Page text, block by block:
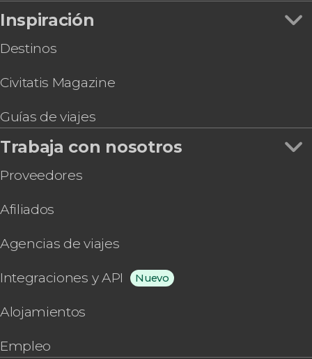
Inspiración
Destinos
Civitatis Magazine
Guías de viajes
Trabaja con nosotros
Proveedores
Afiliados
Agencias de viajes
Integraciones y API Nuevo
Alojamientos
Empleo